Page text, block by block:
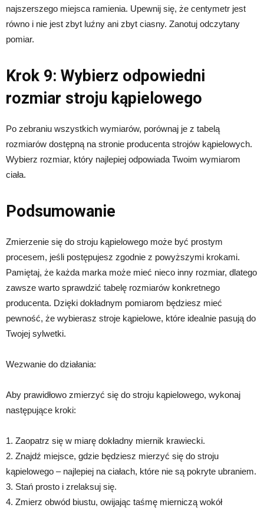
najszerszego miejsca ramienia. Upewnij się, że centymetr jest
równo i nie jest zbyt luźny ani zbyt ciasny. Zanotuj odczytany
pomiar.
Krok 9: Wybierz odpowiedni
rozmiar stroju kąpielowego
Po zebraniu wszystkich wymiarów, porównaj je z tabelą
rozmiarów dostępną na stronie producenta strojów kąpielowych.
Wybierz rozmiar, który najlepiej odpowiada Twoim wymiarom
ciała.
Podsumowanie
Zmierzenie się do stroju kąpielowego może być prostym
procesem, jeśli postępujesz zgodnie z powyższymi krokami.
Pamiętaj, że każda marka może mieć nieco inny rozmiar, dlatego
zawsze warto sprawdzić tabelę rozmiarów konkretnego
producenta. Dzięki dokładnym pomiarom będziesz mieć
pewność, że wybierasz stroje kąpielowe, które idealnie pasują do
Twojej sylwetki.
Wezwanie do działania:
Aby prawidłowo zmierzyć się do stroju kąpielowego, wykonaj
następujące kroki:
1. Zaopatrz się w miarę dokładny miernik krawiecki.
2. Znajdź miejsce, gdzie będziesz mierzyć się do stroju
kąpielowego – najlepiej na ciałach, które nie są pokryte ubraniem.
3. Stań prosto i zrelaksuj się.
4. Zmierz obwód biustu, owijając taśmę mierniczą wokół